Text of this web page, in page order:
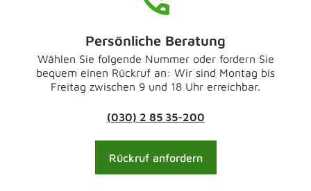
Persönliche Beratung
Wählen Sie folgende Nummer oder fordern Sie
bequem einen Rückruf an: Wir sind Montag bis
Freitag zwischen 9 und 18 Uhr erreichbar.
(030) 2 85 35-200
Rückruf anfordern